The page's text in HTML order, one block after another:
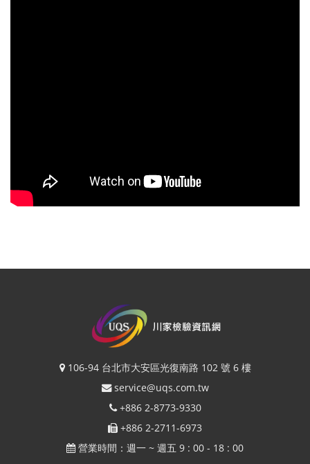
106-94 台北市大安區光復南路 102 號 6 樓
service@uqs.com.tw
+886 2-8773-9330
+886 2-2711-6973
營業時間：週一 ~ 週五 9 : 00 - 18 : 00